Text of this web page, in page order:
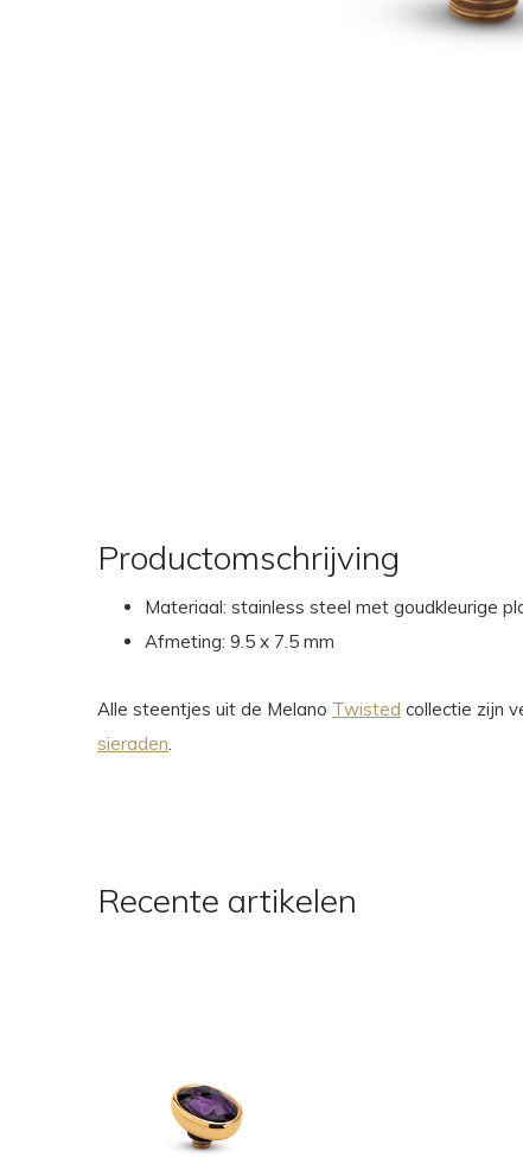
Productomschrijving
Materiaal: stainless steel met goudkleurige
Afmeting: 9.5 x 7.5 mm
Alle steentjes uit de Melano Twisted collectie zijn
sieraden.
Recente artikelen